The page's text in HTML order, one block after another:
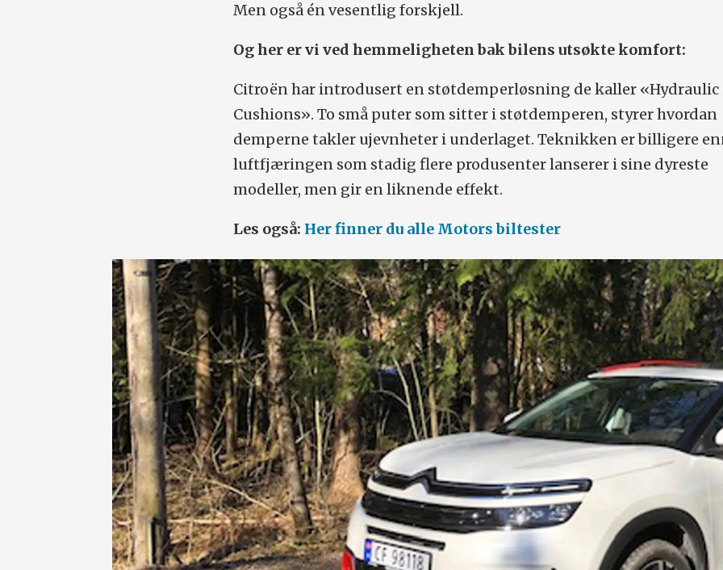
Men også én vesentlig forskjell.
Og her er vi ved hemmeligheten bak bilens utsøkte komfort:
Citroën har introdusert en støtdemperløsning de kaller «Hydraulic
Cushions». To små puter som sitter i støtdemperen, styrer hvordan
demperne takler ujevnheter i underlaget. Teknikken er billigere
luftfjæringen som stadig flere produsenter lanserer i sine dyreste
modeller, men gir en liknende effekt.
Les også: Her finner du alle Motors biltester